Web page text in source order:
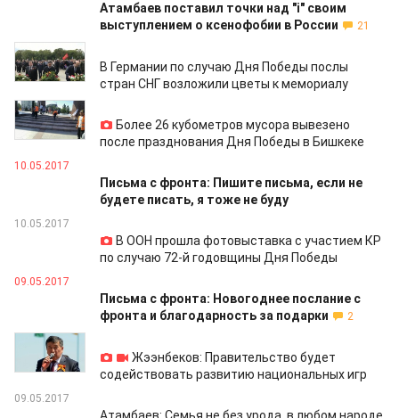
Атамбаев поставил точки над "i" своим
выступлением о ксенофобии в России
21
10.05.2017
В Германии по случаю Дня Победы послы
стран СНГ возложили цветы к мемориалу
10.05.2017
Более 26 кубометров мусора вывезено
после празднования Дня Победы в Бишкеке
10.05.2017
Письма с фронта: Пишите письма, если не
будете писать, я тоже не буду
10.05.2017
В ООН прошла фотовыставка с участием КР
по случаю 72-й годовщины Дня Победы
09.05.2017
Письма с фронта: Новогоднее послание с
фронта и благодарность за подарки
2
09.05.2017
Жээнбеков: Правительство будет
содействовать развитию национальных игр
09.05.2017